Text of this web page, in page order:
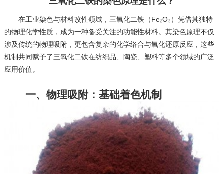
在工业染色与材料改性领域，三氧化二铁（Fe₂O₃）凭借其独特
的物理化学性质，成为一种备受关注的功能性材料。其染色原理不仅
涉及传统的物理吸附，更包含复杂的化学络合与氧化还原反应，这些
机制共同赋予了三氧化二铁在纺织品、陶瓷、塑料等多个领域的广泛
应用价值。
一、物理吸附：基础着色机制